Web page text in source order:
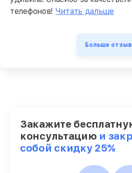
телефонов! Читать дальше
Больше
Закажите
консультацию и
собой скидку 25%